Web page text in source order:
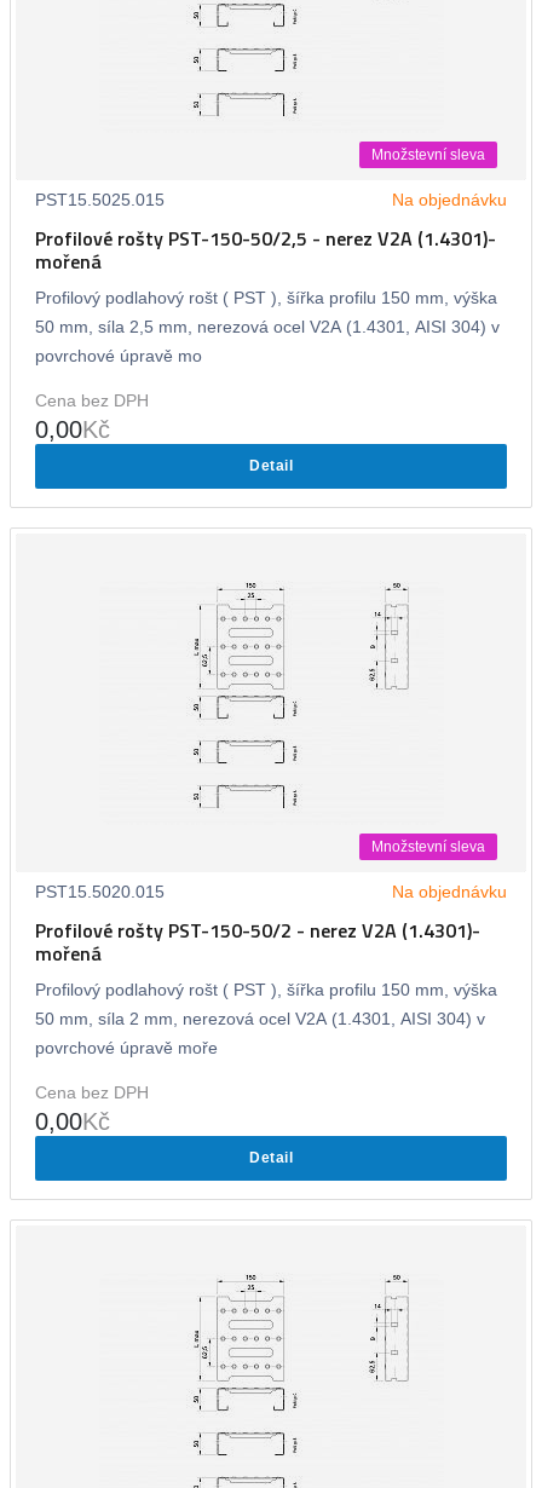
Množstevní sleva
PST15.5025.015 Na objednávku
Profilové rošty PST-150-50/2,5 - nerez V2A (1.4301)-
mořená
Profilový podlahový rošt ( PST ), šířka profilu 150 mm, výška
50 mm, síla 2,5 mm, nerezová ocel V2A (1.4301, AISI 304) v
povrchové úpravě mo
Cena bez DPH
0,00Kč
Detail
Množstevní sleva
PST15.5020.015 Na objednávku
Profilové rošty PST-150-50/2 - nerez V2A (1.4301)-
mořená
Profilový podlahový rošt ( PST ), šířka profilu 150 mm, výška
50 mm, síla 2 mm, nerezová ocel V2A (1.4301, AISI 304) v
povrchové úpravě moře
Cena bez DPH
0,00Kč
Detail